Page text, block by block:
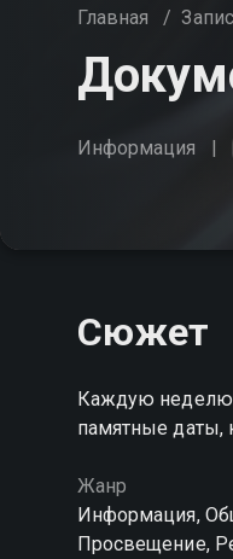
Главная /
Информация
Сюжет
Каждую неделю
памятные даты,
Жанр
Информация,
Просвещение,